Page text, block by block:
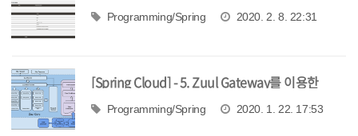
Programming/Spring 2020. 2. 8. 22:31
[Spring Cloud] - 5. Zuul Gateway를 이용한
FilteringProgramming/Spring 2020. 1. 22. 17:53